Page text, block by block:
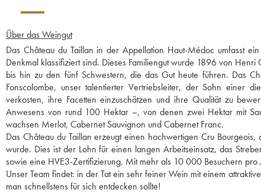
Über das Weingut
Das Château du Taillan in der Appellation Haut-Médoc umfasst
Denkmal klassifiziert sind. Dieses Familiengut wurde 1896 von
bis hin zu den fünf Schwestern, die das Gut heute führen. Das
Fonscolombe, unser talentierter Vertriebsleiter, der Sohn einer
verkosten, ihre Facetten einzuschätzen und ihre Qualität zu
Anwesens von rund 100 Hektar –, von denen zwei Hektar mit
wachsen Merlot, Cabernet Sauvignon und Cabernet Franc.
Das Château du Taillan erzeugt einen hochwertigen Cru
wurde. Dies ist der Lohn für einen langen Arbeitseinsatz, das
sowie eine HVE3-Zertifizierung. Mit mehr als 10 000 Besuchern pro
Unser Team findet: in der Tat ein sehr feiner Wein mit einem
man schnellstens für sich entdecken sollte!